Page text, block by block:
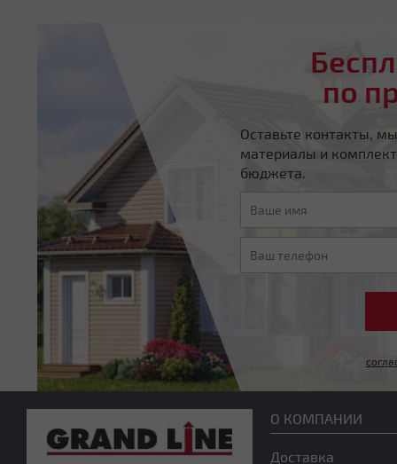
по
Оставьте контакты,
материалы и
бюджета.
О КОМПАНИИ
Доставка